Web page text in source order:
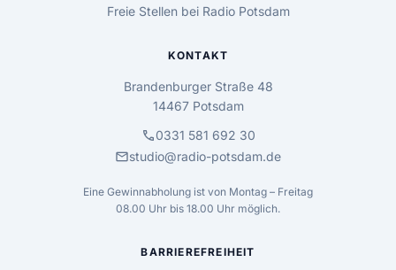
Freie Stellen bei Radio Potsdam
KONTAKT
Brandenburger Straße 48
14467 Potsdam
call0331 581 692 30
mailstudio@radio-potsdam.de
Eine Gewinnabholung ist von Montag – Freitag
08.00 Uhr bis 18.00 Uhr möglich.
BARRIEREFREIHEIT